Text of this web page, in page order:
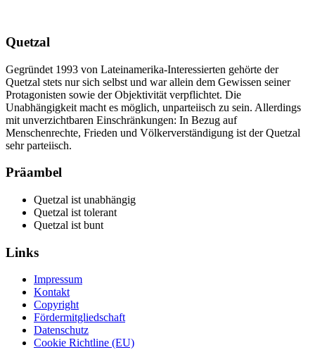
Quetzal
Gegründet 1993 von Lateinamerika-Interessierten gehörte der
Quetzal stets nur sich selbst und war allein dem Gewissen seiner
Protagonisten sowie der Objektivität verpflichtet. Die
Unabhängigkeit macht es möglich, unparteiisch zu sein. Allerdings
mit unverzichtbaren Einschränkungen: In Bezug auf
Menschenrechte, Frieden und Völkerverständigung ist der Quetzal
sehr parteiisch.
Präambel
Quetzal ist unabhängig
Quetzal ist tolerant
Quetzal ist bunt
Links
Impressum
Kontakt
Copyright
Fördermitgliedschaft
Datenschutz
Cookie Richtline (EU)